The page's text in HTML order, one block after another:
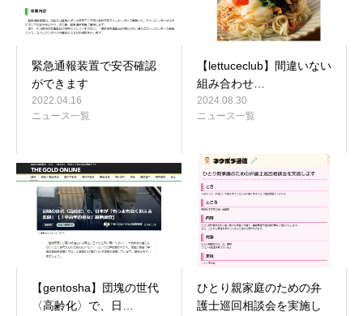
緊急通報装置で安否確認
ができます
2022.04.16
ニュース一覧
【lettuceclub】間違いない
組み合わせ…
2024.08.30
ニュース一覧
【gentosha】団塊の世代
〈高齢化〉で、日…
ひとり親家庭のための弁
護士巡回相談会を実施し